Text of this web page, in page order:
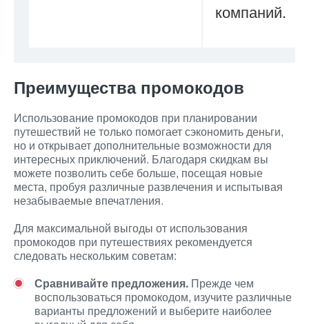
компаний.
Преимущества промокодов
Использование промокодов при планировании
путешествий не только помогает сэкономить деньги,
но и открывает дополнительные возможности для
интересных приключений. Благодаря скидкам вы
можете позволить себе больше, посещая новые
места, пробуя различные развлечения и испытывая
незабываемые впечатления.
Для максимальной выгоды от использования
промокодов при путешествиях рекомендуется
следовать нескольким советам:
Сравнивайте предложения. Прежде чем
воспользоваться промокодом, изучите различные
варианты предложений и выберите наиболее